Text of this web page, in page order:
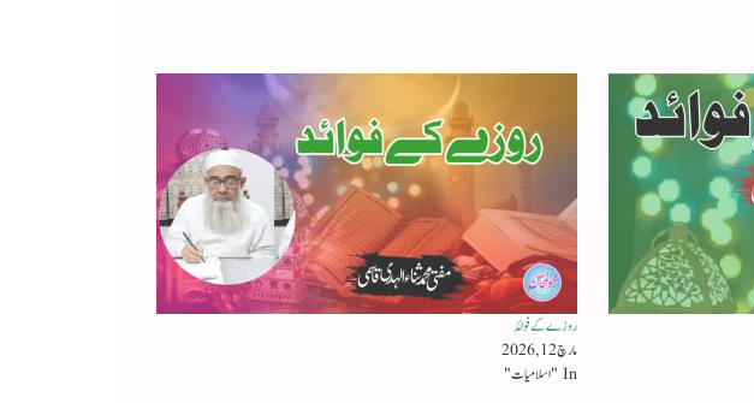
روزے کے فوائد
مارچ 12, 2026
In "اسلامیات"